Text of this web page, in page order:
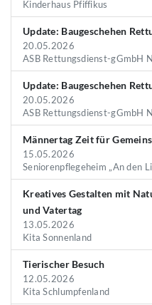
Kinderhaus Pfiffikus
Update: Baugeschehen
20.05.2026
ASB Rettungsdienst-gGmbH
Update: Baugeschehen
20.05.2026
ASB Rettungsdienst-gGmbH
Männertag Zeit für
15.05.2026
Seniorenpflegeheim „An den
Kreatives Gestalten mit
und Vatertag
13.05.2026
Kita Sonnenland
Tierischer Besuch
12.05.2026
Kita Schlumpfenland